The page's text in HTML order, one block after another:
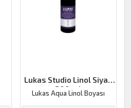
Lukas Studio Linol Siyah
200 ml
Lukas Aqua Linol Boyası